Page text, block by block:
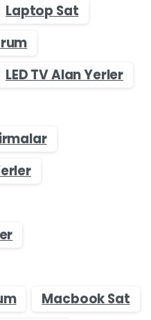
Laptop Sat
LED TV Alan Yerler
Macbook Sat